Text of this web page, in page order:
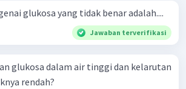
glukosa yang tidak benar adalah....
Jawaban terverifikasi
glukosa dalam air tinggi dan kelarutan
rendah?